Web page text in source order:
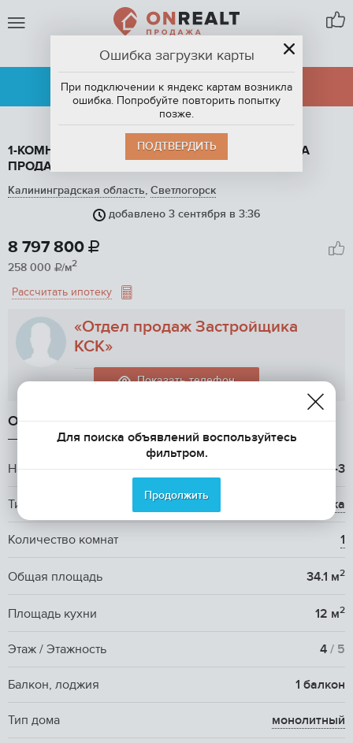
СВЕТЛОГОРСК
АРЕНДА
ПРОДАЖА
1-КОМНАТНАЯ КВАРТИРА, 34.1 М2, ЭТАЖ 4 / 5, НА
ПРОДАЖУ В СВЕТЛОГОРСКЕ
Калининградская область, Светлогорск
добавлено 3 сентября в 3:36
1/ 2
8 797 800 
258 000 /м2
Рассчитать ипотеку
«Отдел продаж Застройщика
КСК»
Показать телефон
ОБЩАЯ ИНФОРМАЦИЯ
Название ЖК ЖК Светлогорск-3
Тип жилья вторичка
Количество комнат 1
Общая площадь 34.1 м2
Площадь кухни 12 м2
Этаж / Этажность 4 / 5
Балкон, лоджия 1 балкон
Тип дома монолитный
Ошибка загрузки карты
При подключении к яндекс картам возникла
ошибка. Попробуйте повторить попытку
позже.
ПОДТВЕРДИТЬ
Для поиска объявлений воспользуйтесь
фильтром.
Продолжить